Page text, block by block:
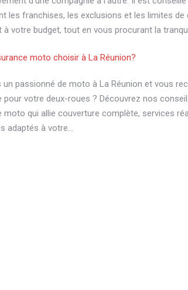
les franchises, les exclusions et les limites
à votre budget, tout en vous procurant la
moto choisir à La Réunion?
passionné de moto à La Réunion et vous
pour votre deux-roues ? Découvrez nos
moto qui allie couverture complète, services
adaptés à votre…